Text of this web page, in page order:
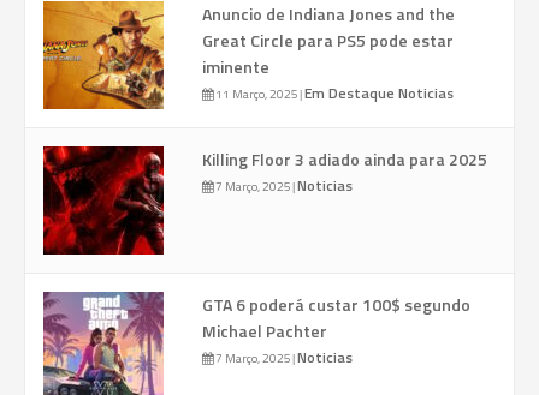
Anuncio de Indiana Jones and the
Great Circle para PS5 pode estar
iminente
11 Março, 2025|Em Destaque Noticias
Killing Floor 3 adiado ainda para 2025
7 Março, 2025|Noticias
GTA 6 poderá custar 100$ segundo
Michael Pachter
7 Março, 2025|Noticias